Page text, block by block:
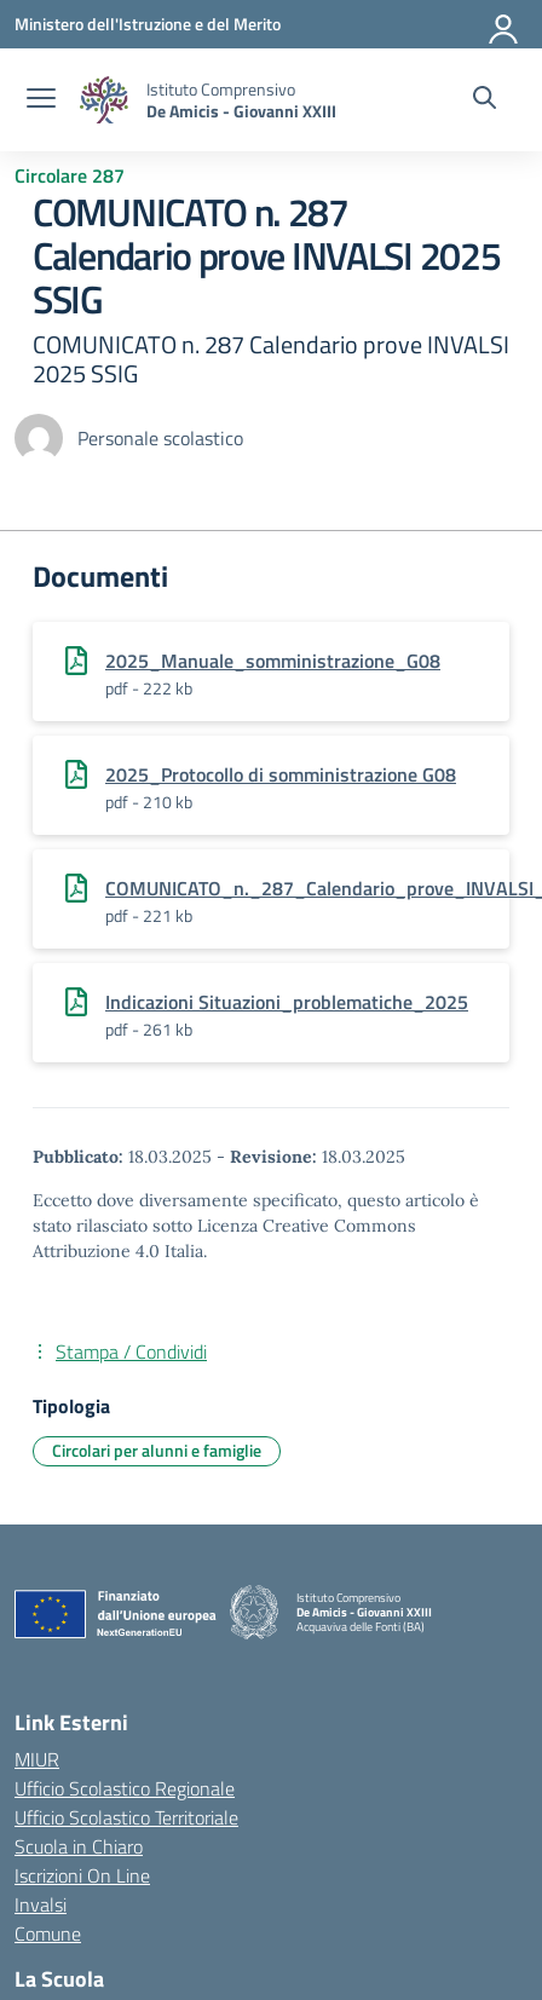
Vai ai contenuti
Vai al menu di navigazione
Vai al footer
Ministero dell'Istruzione e del Merito
Istituto Comprensivo
De Amicis - Giovanni XXIII
Circolare 287
COMUNICATO n. 287
Calendario prove INVALSI 2025
SSIG
COMUNICATO n. 287 Calendario prove INVALSI
2025 SSIG
Personale scolastico
Documenti
2025_Manuale_somministrazione_G08
pdf - 222 kb
2025_Protocollo di somministrazione G08
pdf - 210 kb
pdf - 221 kb
Indicazioni Situazioni_problematiche_2025
pdf - 261 kb
Pubblicato: 18.03.2025 - Revisione: 18.03.2025
Eccetto dove diversamente specificato, questo articolo è
stato rilasciato sotto Licenza Creative Commons
Attribuzione 4.0 Italia.
Stampa / Condividi
Tipologia
Circolari per alunni e famiglie
Istituto Comprensivo
De Amicis - Giovanni XXIII
Acquaviva delle Fonti (BA)
— Visita la pagina iniziale della scuola
Link Esterni
MIUR
Ufficio Scolastico Regionale
Ufficio Scolastico Territoriale
Scuola in Chiaro
Iscrizioni On Line
Invalsi
Comune
La Scuola